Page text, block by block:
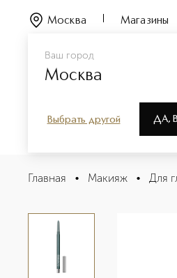
Ваш город
Москва
Выбрать другой ДА,
Москва Магазины
Colour Excess Gel Pencil Eye
Описание
Главная • Макияж • Для